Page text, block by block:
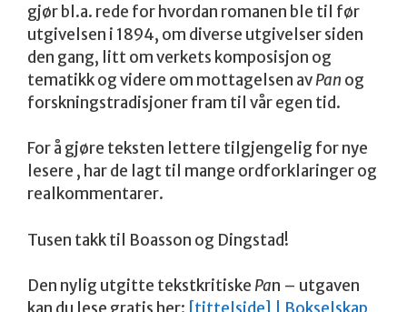
gjør bl.a. rede for hvordan romanen ble til før
utgivelsen i 1894, om diverse utgivelser siden
den gang, litt om verkets komposisjon og
tematikk og videre om mottagelsen avPan og
forskningstradisjoner fram til vår egen tid.
For å gjøre teksten lettere tilgjengelig for nye
lesere , har de lagt til mange ordforklaringer og
realkommentarer.
Tusen takk til Boasson og Dingstad!
Den nylig utgitte tekstkritiske Pan – utgaven